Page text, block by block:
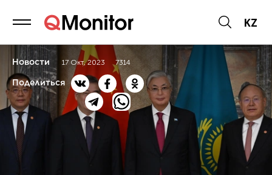
KZ
Новости 17 Окт, 2023 7314
Поделиться